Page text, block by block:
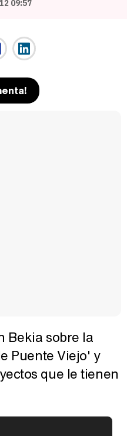
09:57
Bekia sobre la
Puente Viejo' y
que le tienen